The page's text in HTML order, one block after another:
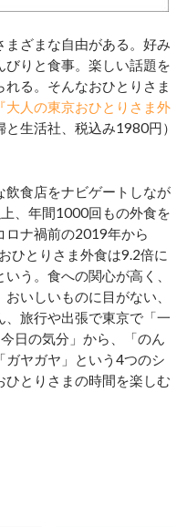
ざまな自由がある。好み
りと食事。楽しい話題を
る。そんなおひとりさま
『大人の東京おひとりさま外
と生活社、税込み1980円）
食店をナビゲートしなが
、年間1000回もの外食を
ロナ禍前の2019年から
ひとりさま外食は9.2倍に
う。食への関心が高く、
いしいものに目がない、
旅行や出張で東京で「一
日の気分」から、「のん
ヤガヤ」という4つのシ
とりさまの時間を楽しむ